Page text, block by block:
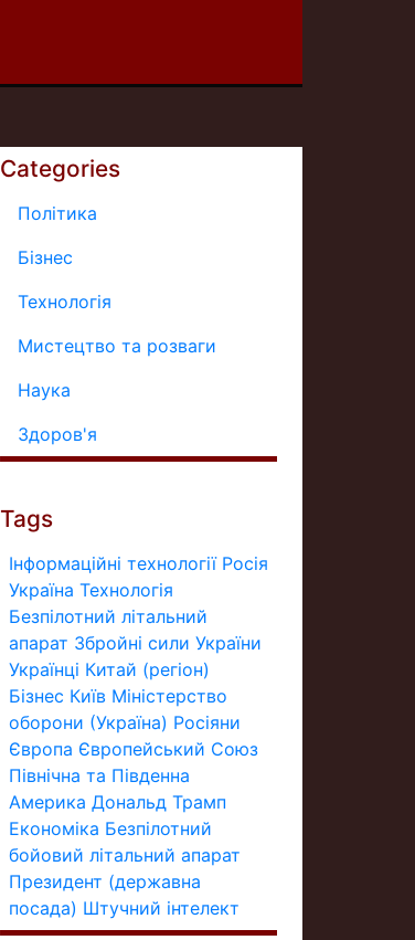
Categories
Політика
Бізнес
Технологія
Мистецтво та розваги
Наука
Здоров'я
Tags
Інформаційні технології Росія
Україна Технологія
Безпілотний літальний
апарат Збройні сили України
Українці Китай (регіон)
Бізнес Київ Міністерство
оборони (Україна) Росіяни
Європа Європейський Союз
Північна та Південна
Америка Дональд Трамп
Економіка Безпілотний
бойовий літальний апарат
Президент (державна
посада) Штучний інтелект